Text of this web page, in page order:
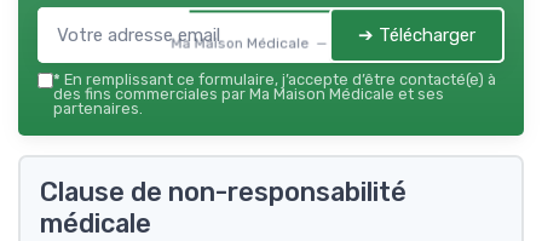
Ma Maison Médicale — 2026➔ Télécharger
* En remplissant ce formulaire, j’accepte d’être contacté(e) à
des fins commerciales par Ma Maison Médicale et ses
partenaires.
Clause de non-responsabilité
médicale